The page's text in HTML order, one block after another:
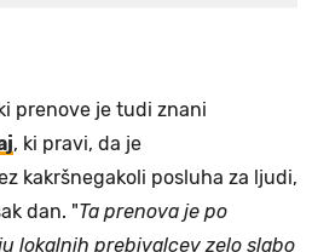
prenove je tudi znani
, ki pravi, da je
kakršnegakoli posluha za ljudi,
dan. "Ta prenova je po
lokalnih prebivalcev zelo slabo